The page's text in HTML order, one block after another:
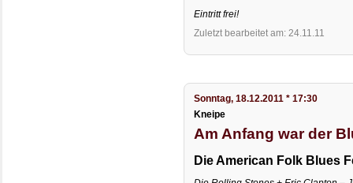
Eintritt frei!
Zuletzt bearbeitet am: 24.11.11
Sonntag, 18.12.2011 * 17:30
Kneipe
Am Anfang war der
Die American Folk Blues